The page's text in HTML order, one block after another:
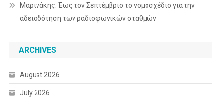
Μαρινάκης: Έως τον Σεπτέμβριο το νομοσχέδιο για την
αδειοδότηση των ραδιοφωνικών σταθμών
ARCHIVES
August 2026
July 2026